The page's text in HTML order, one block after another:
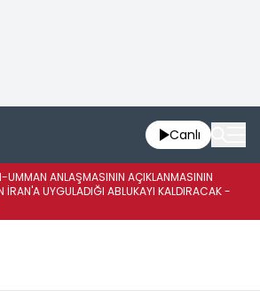
Canlı
UMMAN ANLAŞMASININ AÇIKLANMASININ
İRAN'A UYGULADIĞI ABLUKAYI KALDIRACAK -